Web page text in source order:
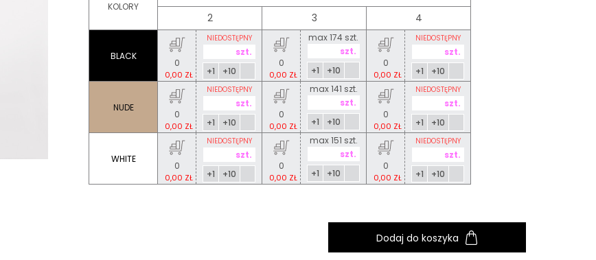
KOLORY
BLACK
NUDE
WHITE
2 3 4
0
0,00 ZŁ
NIEDOSTĘPNY
+1 +10
0
0,00 ZŁ
max 174 szt.
+1 +10
0
0,00 ZŁ
NIEDOSTĘPNY
+1 +10
0
0,00 ZŁ
NIEDOSTĘPNY
+1 +10
0
0,00 ZŁ
max 141 szt.
+1 +10
0
0,00 ZŁ
NIEDOSTĘPNY
+1 +10
0
0,00 ZŁ
NIEDOSTĘPNY
+1 +10
0
0,00 ZŁ
max 151 szt.
+1 +10
0
0,00 ZŁ
NIEDOSTĘPNY
+1 +10
Dodaj do koszyka